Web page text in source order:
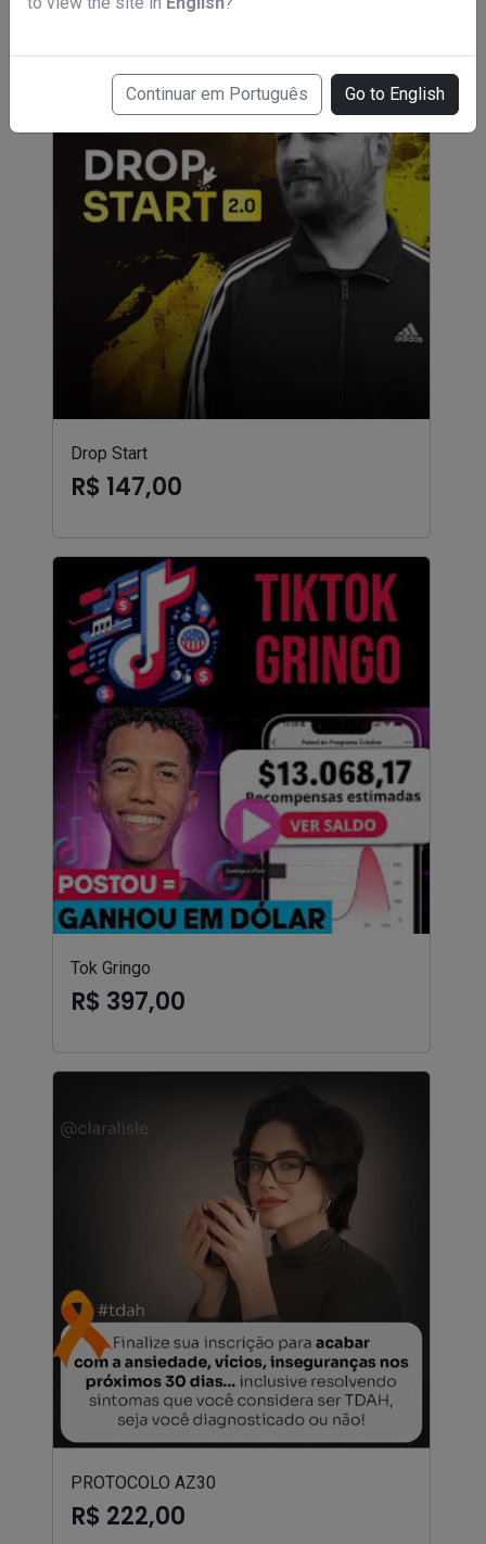
Continuar em Português Go to English
Drop Start
R$ 147,00
Tok Gringo
R$ 397,00
PROTOCOLO AZ30
R$ 222,00